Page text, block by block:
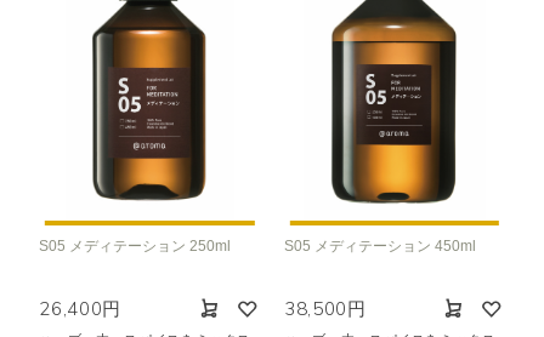
S05 メディテーション 250ml
26,400円
S05 メディテーション 450ml
38,500円